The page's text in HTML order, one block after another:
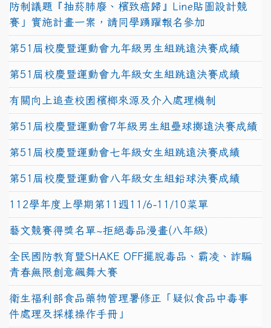
防制議題『抽菸肺廢、檳致癌歸』Line貼圖設計競
賽」實施計畫一案，請同學踴躍報名參加
第51屆校慶暨運動會九年級男生組跳遠決賽成績
第51屆校慶暨運動會九年級女生組跳遠決賽成績
有關向上追查校園檳榔來源及介入處理機制
第51屆校慶暨運動會7年級男生組壘球擲遠決賽成績
第51屆校慶暨運動會七年級女生組跳遠決賽成績
第51屆校慶暨運動會八年級女生組鉛球決賽成績
112學年度上學期第11週11/6-11/10菜單
藝文競賽得獎名單~拒絕毒品漫畫(八年級)
全民國防教育暨SHAKE OFF擺脫毒品、霸凌、詐騙
青春無限創意飆舞大賽
衛生福利部食品藥物管理署修正「疑似食品中毒事
件處理及採樣操作手冊」